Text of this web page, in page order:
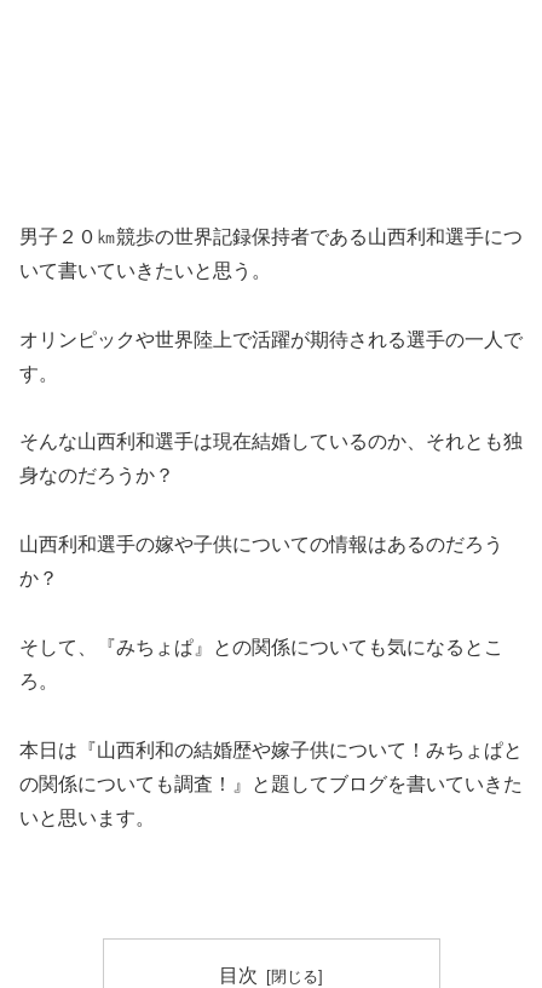
男子２０㎞競歩の世界記録保持者である山西利和選手につ
いて書いていきたいと思う。
オリンピックや世界陸上で活躍が期待される選手の一人で
す。
そんな山西利和選手は現在結婚しているのか、それとも独
身なのだろうか？
山西利和選手の嫁や子供についての情報はあるのだろう
か？
そして、『みちょぱ』との関係についても気になるとこ
ろ。
本日は『山西利和の結婚歴や嫁子供について！みちょぱと
の関係についても調査！』と題してブログを書いていきた
いと思います。
目次